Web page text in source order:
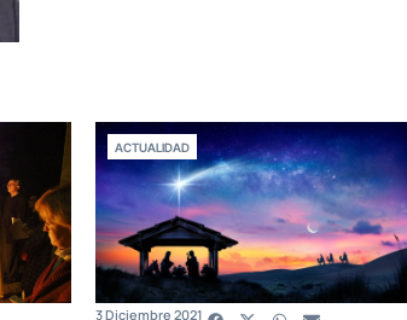
ACTUALIDAD
3 Diciembre 2021